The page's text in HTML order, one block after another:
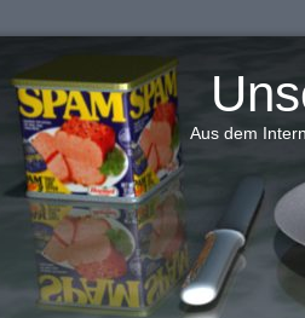
Aus dem